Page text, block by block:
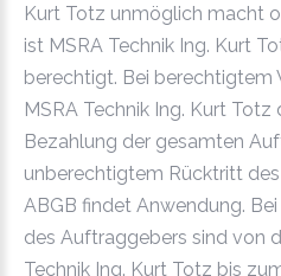
Kurt Totz unmöglich macht
ist MSRA Technik Ing. Kurt
berechtigt. Bei berechtigtem
MSRA Technik Ing. Kurt
Bezahlung der gesamten
unberechtigtem Rücktritt
ABGB findet Anwendung.
des Auftraggebers sind von
Technik Ing. Kurt Totz bis